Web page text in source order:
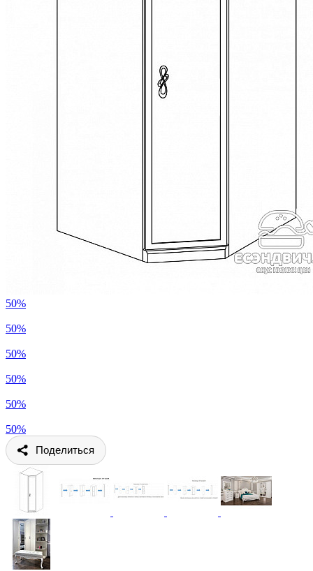
50%
50%
50%
50%
50%
50%
Поделиться